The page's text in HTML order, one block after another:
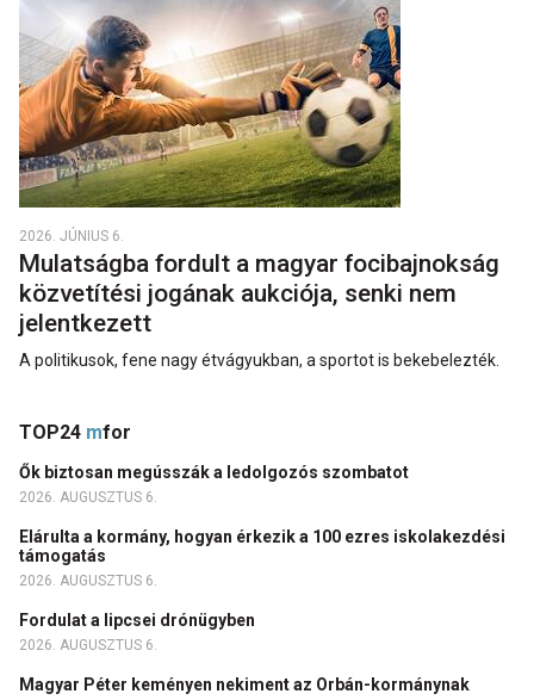
2026. JÚNIUS 6.
Mulatságba fordult a magyar focibajnokság
közvetítési jogának aukciója, senki nem
jelentkezett
A politikusok, fene nagy étvágyukban, a sportot is bekebelezték.
TOP24 mfor
Ők biztosan megússzák a ledolgozós szombatot
2026. AUGUSZTUS 6.
Elárulta a kormány, hogyan érkezik a 100 ezres iskolakezdési
támogatás
2026. AUGUSZTUS 6.
Fordulat a lipcsei drónügyben
2026. AUGUSZTUS 6.
Magyar Péter keményen nekiment az Orbán-kormánynak